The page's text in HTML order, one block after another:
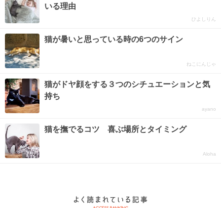
いる理由
ひよしりん
猫が暑いと思っている時の6つのサイン
ねこにんじゃ
猫がドヤ顔をする３つのシチュエーションと気
持ち
ayano
猫を撫でるコツ 喜ぶ場所とタイミング
Aloha